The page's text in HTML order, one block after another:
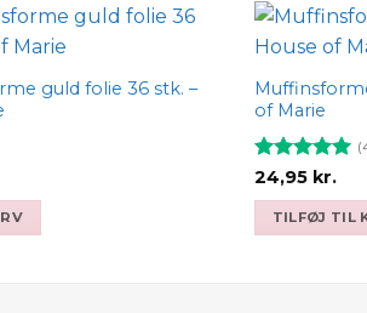
wishlist
guld folie 36 stk. –
of Marie
Vurderet5
24,95 kr.
TILFØJ TIL